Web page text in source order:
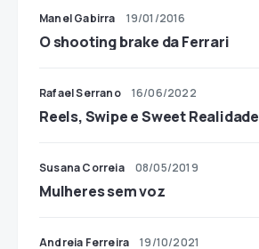
Manel Gabirra 19/01/2016
O shooting brake da Ferrari
Rafael Serrano 16/06/2022
Reels, Swipe e Sweet Realidade
Susana Correia 08/05/2019
Mulheres sem voz
Andreia Ferreira 19/10/2021